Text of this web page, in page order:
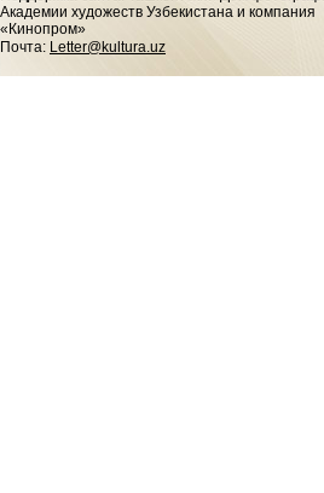
Академии художеств Узбекистана и компания
«Кинопром»
Почта: Letter@kultura.uz